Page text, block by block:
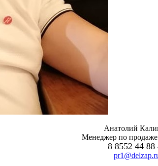
Анатолий
Менеджер по продаже
8 8552 44 88